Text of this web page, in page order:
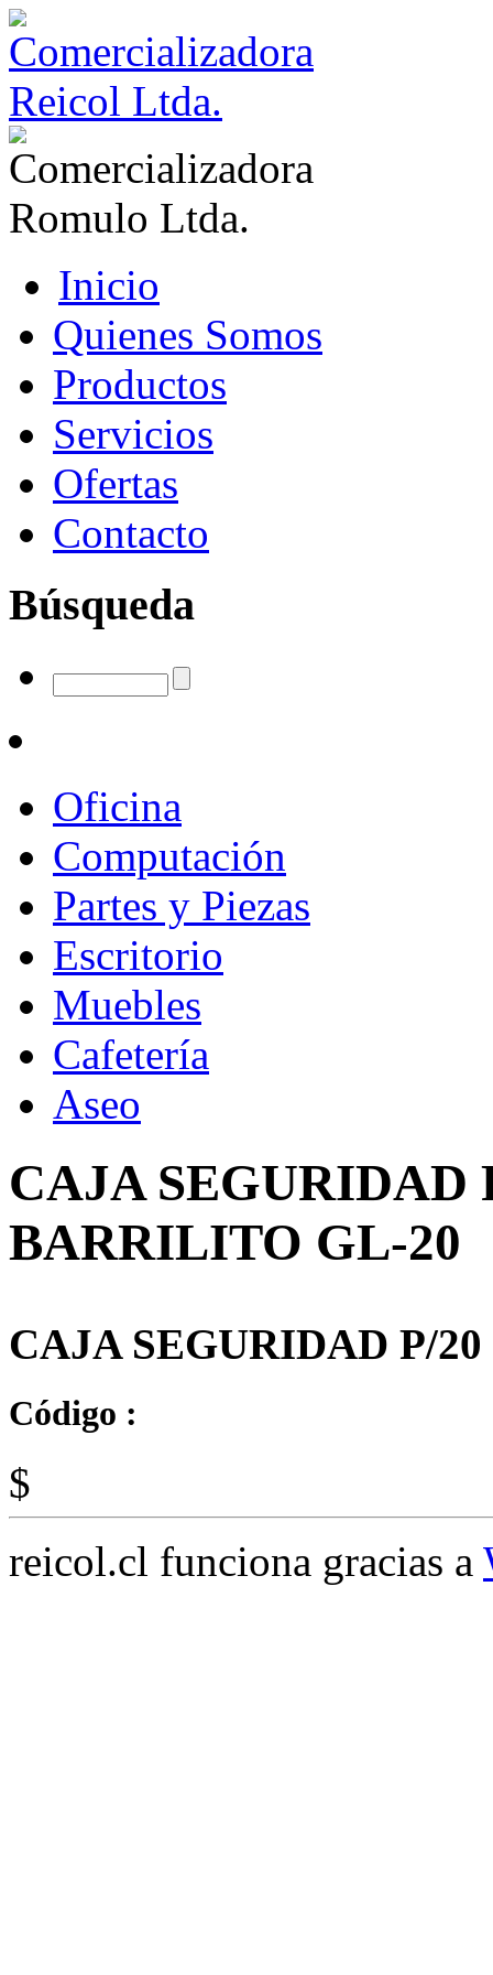
Inicio
Quienes Somos
Productos
Servicios
Ofertas
Contacto
Búsqueda
Oficina
Computación
Partes y Piezas
Escritorio
Muebles
Cafetería
Aseo
CAJA SEGURIDAD
BARRILITO GL-20
CAJA SEGURIDAD P/
Código :
$
reicol.cl funciona gracias a